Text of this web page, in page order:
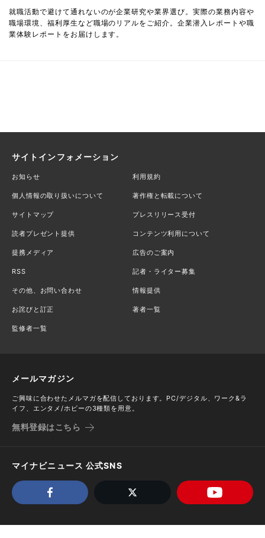
就職活動で避けて通れないのが企業研究や業界選び。実際の業務内容や
職場環境、福利厚生など職場のリアルをご紹介。企業潜入レポートや職
業体験レポートをお届けします。
サイトインフォメーション
お知らせ 利用規約
個人情報の取り扱いについて 著作権と転載について
サイトマップ プレスリリース受付
読者プレゼント提供 コンテンツ利用について
提携メディア 広告のご案内
RSS 記者・ライター募集
その他、お問い合わせ 情報提供
お詫びと訂正 著者一覧
監修者一覧
メールマガジン
ご興味に合わせたメルマガを配信しております。PC/デジタル、ワーク&ラ
イフ、エンタメ/ホビーの3種類を用意。
無料登録はこちら
マイナビニュース 公式SNS